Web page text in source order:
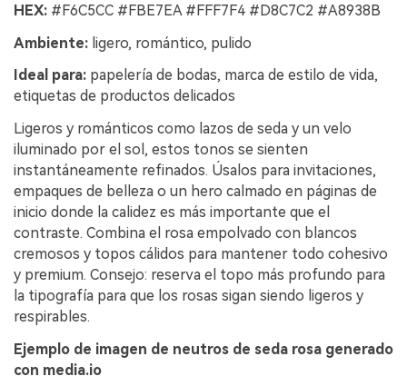
HEX: #F6C5CC #FBE7EA #FFF7F4 #D8C7C2 #A8938B
Ambiente: ligero, romántico, pulido
Ideal para: papelería de bodas, marca de estilo de vida,
etiquetas de productos delicados
Ligeros y románticos como lazos de seda y un velo
iluminado por el sol, estos tonos se sienten
instantáneamente refinados. Úsalos para invitaciones,
empaques de belleza o un hero calmado en páginas de
inicio donde la calidez es más importante que el
contraste. Combina el rosa empolvado con blancos
cremosos y topos cálidos para mantener todo cohesivo
y premium. Consejo: reserva el topo más profundo para
la tipografía para que los rosas sigan siendo ligeros y
respirables.
Ejemplo de imagen de neutros de seda rosa generado
con media.io